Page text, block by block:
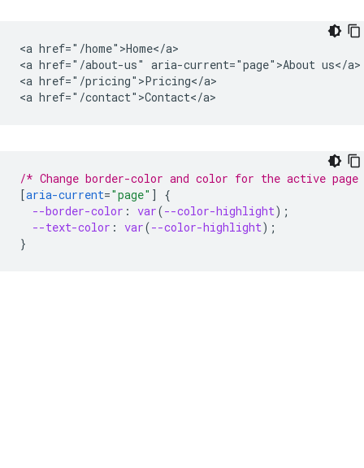
<a href="/home">Home</a>
<a href="/about-us" aria-current="page">About us</a>
<a href="/pricing">Pricing</a>
/* Change border-color and color for the active
[aria-current="page" ]
{
--border-color : var(--color-highlight);
--text-color : var(--color-highlight);
}